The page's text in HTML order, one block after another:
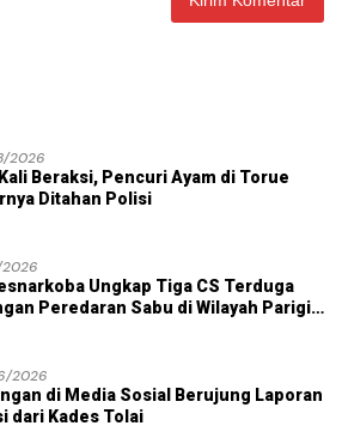
2026
Beraksi, Pencuri Ayam di Torue
Ditahan Polisi
2026
Ungkap Tiga CS Terduga
Peredaran Sabu di Wilayah Parigi
2026
di Media Sosial Berujung Laporan
dari Kades Tolai